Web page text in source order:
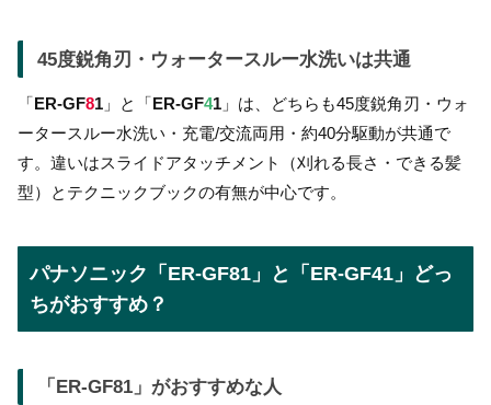
45度鋭角刃・ウォータースルー水洗いは共通
「ER-GF81 」と「ER-GF41 」は、どちらも45度鋭角刃・ウォ
ータースルー水洗い・充電/交流両用・約40分駆動が共通で
す。違いはスライドアタッチメント（刈れる長さ・できる髪
型）とテクニックブックの有無が中心です。
パナソニック「 ER-GF81」と「 ER-GF41」どっ
ちがおすすめ？
「 ER-GF81 」がおすすめな人